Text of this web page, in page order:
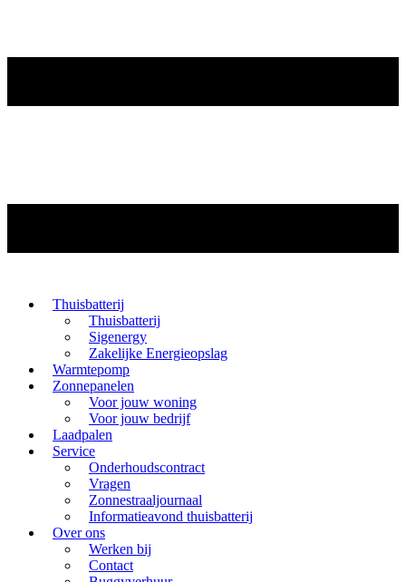
Thuisbatterij
Thuisbatterij
Sigenergy
Zakelijke Energieopslag
Warmtepomp
Zonnepanelen
Voor jouw woning
Voor jouw bedrijf
Laadpalen
Service
Onderhoudscontract
Vragen
Zonnestraaljournaal
Informatieavond thuisbatterij
Over ons
Werken bij
Contact